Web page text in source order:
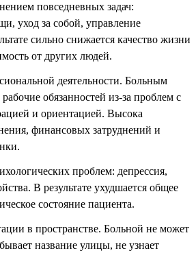
повседневных задач:
уход за собой, управление
сильно снижается качество жизни
от других людей.
деятельности. Больным
обязанностей из-за проблем с
и ориентацией. Высока
финансовых затруднений и
проблем: депрессия,
В результате ухудшается общее
состояние пациента.
в пространстве. Больной не может
название улицы, не узнает